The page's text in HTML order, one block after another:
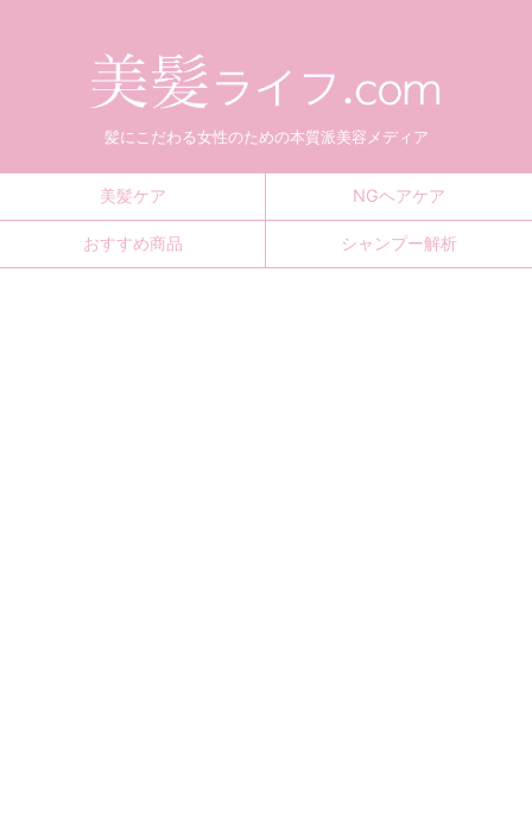
髪にこだわる女性のための本質派美容メディア
美髪ケア NGヘアケア
おすすめ商品 シャンプー解析